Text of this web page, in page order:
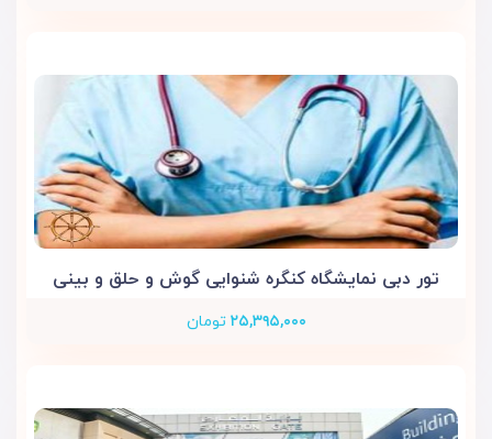
تور دبی نمایشگاه کنگره شنوایی گوش و حلق و بینی
۲۵,۳۹۵,۰۰۰ تومان